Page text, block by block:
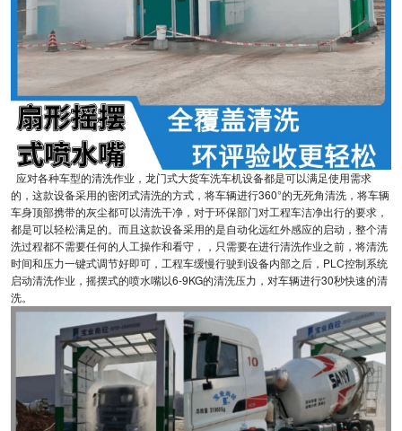
应对各种车型的清洗作业，龙门式大货车洗车机设备都是可以满足使用需求
的，这款设备采用的密闭式清洗的方式，将车辆进行360°的无死角清洗，将车辆
车身顶部携带的灰尘都可以清洗干净，对于环保部门对工程车洁净出行的要求，
都是可以轻松满足的。而且这款设备采用的是自动化远红外感应的启动，整个清
洗过程都不需要任何的人工操作和看守，，只需要在进行清洗作业之前，将清洗
时间和压力一键式调节好即可，工程车缓慢行驶到设备内部之后，PLC控制系统
启动清洗作业，摇摆式的喷水嘴以6-9KG的清洗压力，对车辆进行30秒快速的清
洗。